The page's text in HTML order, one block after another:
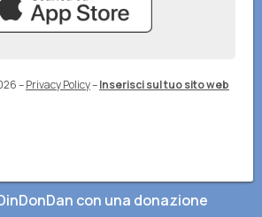
–Privacy Policy–Inserisci sul tuo sito web
con una donazione